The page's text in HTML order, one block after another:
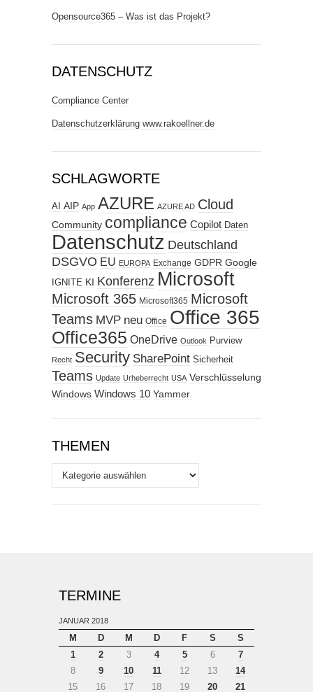
Opensource365 – Was ist das Projekt?
DATENSCHUTZ
Compliance Center
Datenschutzerklärung www.rakoellner.de
SCHLAGWORTE
AI AIP App AZURE AZURE AD Cloud
Community compliance Copilot Daten
Datenschutz Deutschland
DSGVO EU EUROPA Exchange GDPR Google
IGNITE KI Konferenz Microsoft
Microsoft 365 Microsoft365 Microsoft
Teams MVP neu Office Office 365
Office365 OneDrive Outlook Purview
Recht Security SharePoint Sicherheit
Teams Update Urheberrecht USA Verschlüsselung
Windows Windows 10 Yammer
THEMEN
Themen
TERMINE
JANUAR 2018
M D M D F S
S
1
2 3 4 5 6
7
8
9 10 11 12 13
14
15
16 17 18 19 20 21